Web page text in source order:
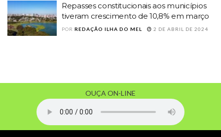
Repasses constitucionais aos municípios
tiveram crescimento de 10,8% em março
POR REDAÇÃO ILHA DO MEL 2 DE ABRIL DE 2024
OUÇA ON-LINE